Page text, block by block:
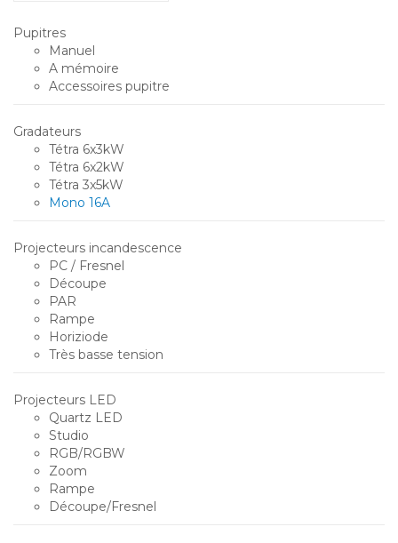
Pupitres
Manuel
A mémoire
Accessoires pupitre
Gradateurs
Tétra 6x3kW
Tétra 6x2kW
Tétra 3x5kW
Mono 16A
Projecteurs incandescence
PC / Fresnel
Découpe
PAR
Rampe
Horiziode
Très basse tension
Projecteurs LED
Quartz LED
Studio
RGB/RGBW
Zoom
Rampe
Découpe/Fresnel